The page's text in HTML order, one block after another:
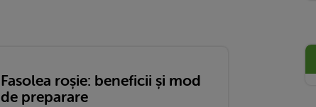
Fasolea roșie: beneficii și mod
de preparare